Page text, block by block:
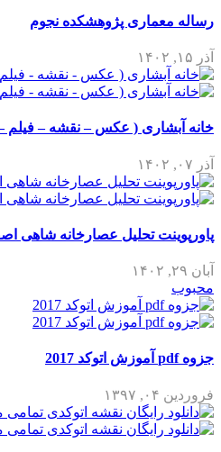
رساله معماری پژوهشکده نجوم
آذر ۱۵, ۱۴۰۲
خانه آبشاری ( عکس – نقشه – فیلم
آذر ۰۷, ۱۴۰۲
پاورپوینت تحلیل عصارخانه شاهی اصفهان (29
آبان ۲۹, ۱۴۰۲
محبوب
جزوه pdf آموزش اتوکد 2017
فروردین ۰۴, ۱۳۹۷